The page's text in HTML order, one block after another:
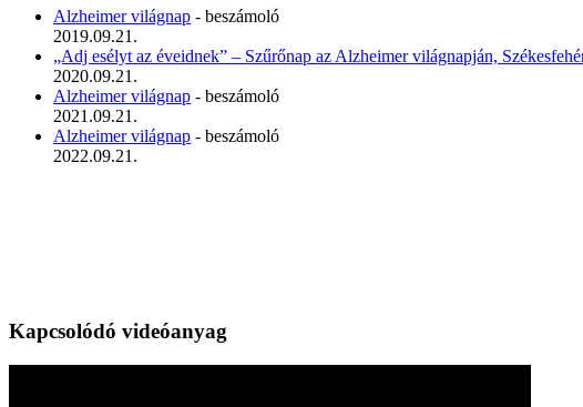
Alzheimer világnap - beszámoló
2019.09.21.
„Adj esélyt az éveidnek” – Szűrőnap az Alzheimer világnapján,
2020.09.21.
Alzheimer világnap - beszámoló
2021.09.21.
Alzheimer világnap - beszámoló
2022.09.21.
Kapcsolódó videóanyag